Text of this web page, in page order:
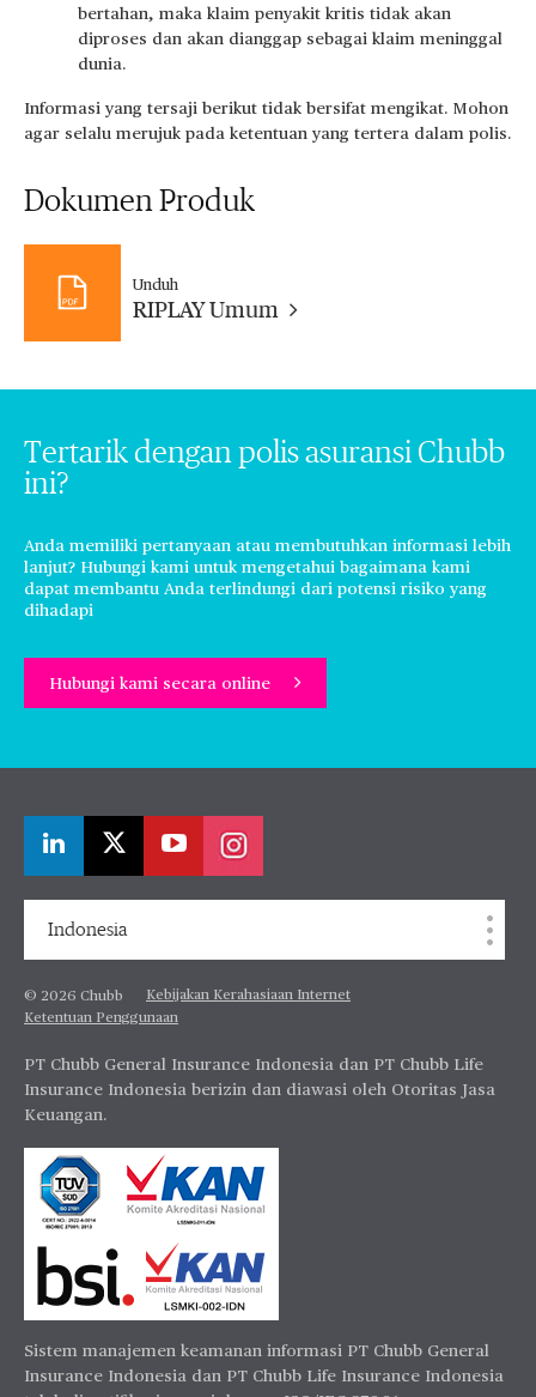
bertahan, maka klaim penyakit kritis tidak akan
diproses dan akan dianggap sebagai klaim meninggal
dunia.
Informasi yang tersaji berikut tidak bersifat mengikat. Mohon
agar selalu merujuk pada ketentuan yang tertera dalam polis.
Dokumen Produk
Unduh
RIPLAY Umum
Tertarik dengan polis asuransi Chubb
ini?
Anda memiliki pertanyaan atau membutuhkan informasi lebih
lanjut? Hubungi kami untuk mengetahui bagaimana kami
dapat membantu Anda terlindungi dari potensi risiko yang
dihadapi
Hubungi kami secara online
Indonesia
© 2026 Chubb
Kebijakan Kerahasiaan Internet
Ketentuan Penggunaan
PT Chubb General Insurance Indonesia dan PT Chubb Life
Insurance Indonesia berizin dan diawasi oleh Otoritas Jasa
Keuangan.
Sistem manajemen keamanan informasi PT Chubb General
Insurance Indonesia dan PT Chubb Life Insurance Indonesia